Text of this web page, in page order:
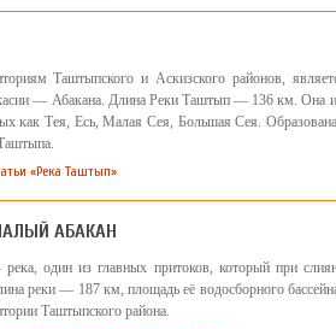
Таштыпского и Аскизского районов,
— Абакана. Длина Реки Таштып — 136 км. Она
как Тея, Есь, Малая Сея, Большая Сея.
«Река Таштып»
АБАКАН
один из главных притоков, который при
реки — 187 км, площадь её водосборного
Таштыпского района.